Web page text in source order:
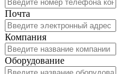
Почта
Компания
Оборудование